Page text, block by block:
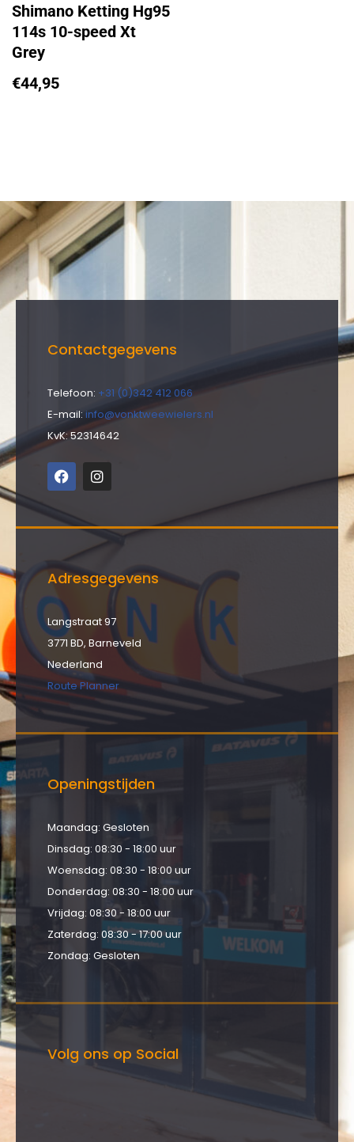
Shimano Ketting Hg95
114s 10-speed Xt
Grey
€44,95
Contactgegevens
Telefoon: +31 (0)342 412 066
E-mail: info@vonktweewielers.nl
KvK: 52314642
Adresgegevens
Langstraat 97
3771 BD, Barneveld
Nederland
Route Planner
Openingstijden
Maandag: Gesloten
Dinsdag: 08:30 - 18:00 uur
Woensdag: 08:30 - 18:00 uur
Donderdag: 08:30 - 18:00 uur
Vrijdag: 08:30 - 18:00 uur
Zaterdag: 08:30 - 17:00 uur
Zondag: Gesloten
Volg ons op Social